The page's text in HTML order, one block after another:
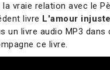
vraie relation avec le
livre L'amour injuste
un livre audio MP3 dans
ce livre.